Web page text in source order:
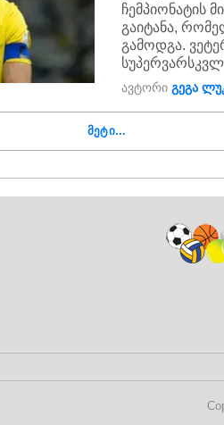
ჩემპიონატის
გაიტანა,
გამოდგა.
ავტორიგეგა
ᲛᲔᲢᲘ...